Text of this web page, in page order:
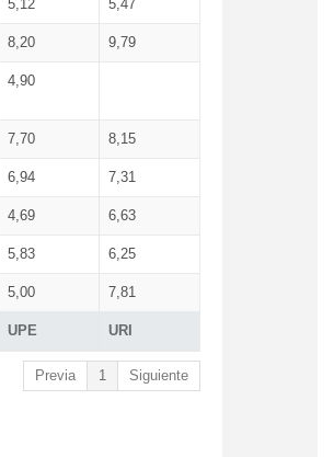
UPE URI
5,12 5,47
8,20 9,79
4,90
7,70 8,15
6,94 7,31
4,69 6,63
5,83 6,25
5,00 7,81
Previa 1 Siguiente